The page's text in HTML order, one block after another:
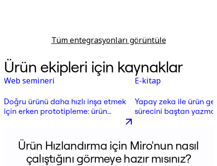
Tüm entegrasyonları görüntüle
Ürün ekipleri için kaynaklar
Web semineri
Doğru ürünü daha hızlı inşa etmek
için erken prototipleme: ürün
E-kitap
Yapay zeka ile ürün
sürecini baştan
Ürün Hızlandırma için Miro'nun nasıl
çalıştığını görmeye hazır mısınız?